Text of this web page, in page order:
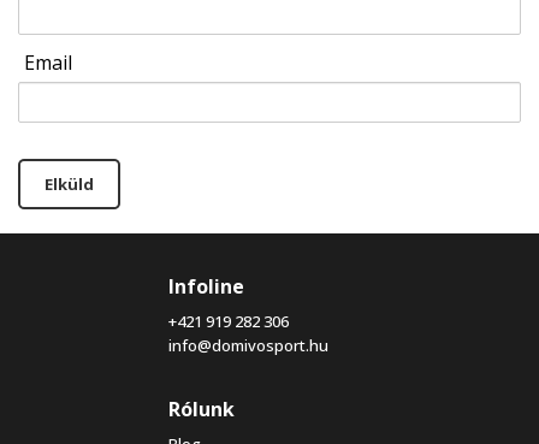
Email
Elküld
Infoline
+421 919 282 306
info@domivosport.hu
Rólunk